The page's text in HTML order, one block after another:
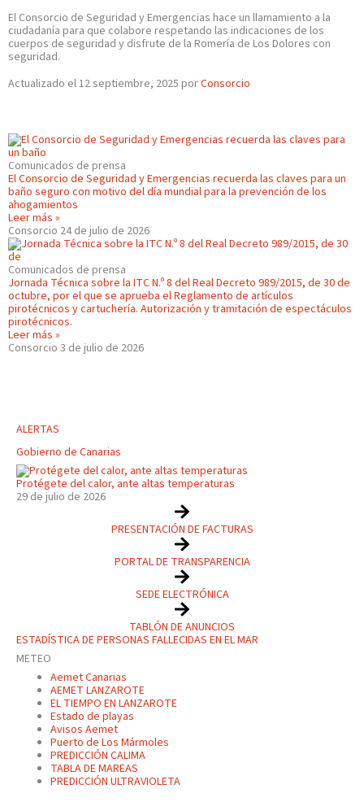
El Consorcio de Seguridad y Emergencias hace un llamamiento a la
ciudadanía para que colabore respetando las indicaciones de los
cuerpos de seguridad y disfrute de la Romería de Los Dolores con
seguridad.
Actualizado el 12 septiembre, 2025 porConsorcio
Comunicados de prensa
El Consorcio de Seguridad y Emergencias recuerda las claves para un
baño seguro con motivo del día mundial para la prevención de los
ahogamientos
Leer más »
Consorcio 24 de julio de 2026
Comunicados de prensa
Jornada Técnica sobre la ITC N.º 8 del Real Decreto 989/2015, de 30 de
octubre, por el que se aprueba el Reglamento de artículos
pirotécnicos y cartuchería. Autorización y tramitación de espectáculos
pirotécnicos.
Leer más »
Consorcio 3 de julio de 2026
ALERTAS
Gobierno de Canarias
Protégete del calor, ante altas temperaturas
29 de julio de 2026
PRESENTACIÓN DE FACTURAS
PORTAL DE TRANSPARENCIA
SEDE ELECTRÓNICA
TABLÓN DE ANUNCIOS
ESTADÍSTICA DE PERSONAS FALLECIDAS EN EL MAR
METEO
Aemet Canarias
AEMET LANZAROTE
EL TIEMPO EN LANZAROTE
Estado de playas
Avisos Aemet
Puerto de Los Mármoles
PREDICCIÓN CALIMA
TABLA DE MAREAS
PREDICCIÓN ULTRAVIOLETA